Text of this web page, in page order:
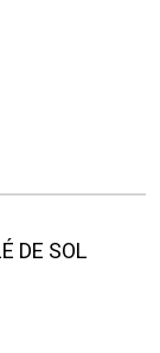
DE SOL